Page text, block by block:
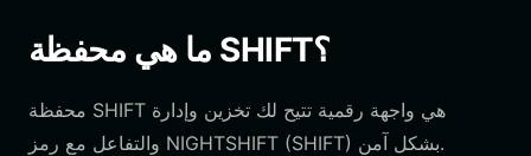
ما هي محفظة SHIFT؟
محفظة SHIFT هي واجهة رقمية تتيح لك تخزين وإدارة
والتفاعل مع رمز NIGHTSHIFT (SHIFT) بشكل آمن.